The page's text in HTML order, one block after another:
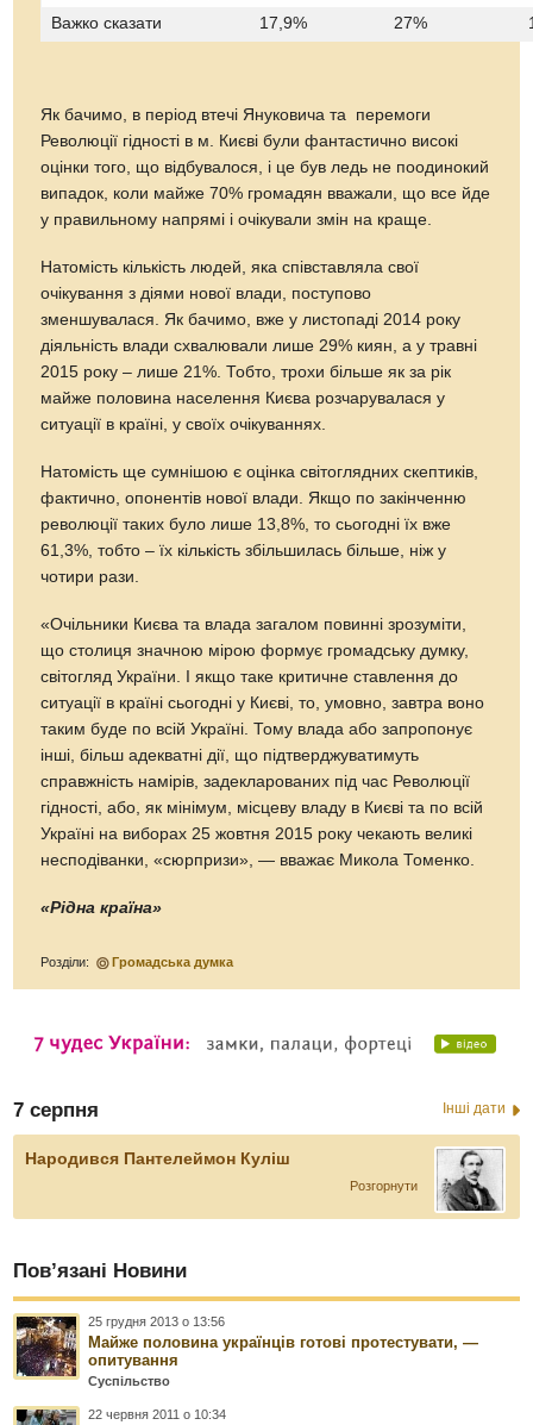
Важко сказати 17,9% 27%
Як бачимо, в період втечі Януковича та перемоги
Революції гідності в м. Києві були фантастично високі
оцінки того, що відбувалося, і це був ледь не поодинокий
випадок, коли майже 70% громадян вважали, що все йде
у правильному напрямі і очікували змін на краще.
Натомість кількість людей, яка співставляла свої
очікування з діями нової влади, поступово
зменшувалася. Як бачимо, вже у листопаді 2014 року
діяльність влади схвалювали лише 29% киян, а у травні
2015 року – лише 21%. Тобто, трохи більше як за рік
майже половина населення Києва розчарувалася у
ситуації в країні, у своїх очікуваннях.
Натомість ще сумнішою є оцінка світоглядних скептиків,
фактично, опонентів нової влади. Якщо по закінченню
революції таких було лише 13,8%, то сьогодні їх вже
61,3%, тобто – їх кількість збільшилась більше, ніж у
чотири рази.
«Очільники Києва та влада загалом повинні зрозуміти,
що столиця значною мірою формує громадську думку,
світогляд України. І якщо таке критичне ставлення до
ситуації в країні сьогодні у Києві, то, умовно, завтра воно
таким буде по всій Україні. Тому влада або запропонує
інші, більш адекватні дії, що підтверджуватимуть
справжність намірів, задекларованих під час Революції
гідності, або, як мінімум, місцеву владу в Києві та по всій
Україні на виборах 25 жовтня 2015 року чекають великі
несподіванки, «сюрпризи», — вважає Микола Томенко.
«Рідна країна»
Розділи: Громадська думка
7 серпня Інші дати
Народився Пантелеймон Куліш
Розгорнути
Пов’язані Новини
25 грудня 2013 о 13:56
Майже половина українців готові протестувати, —
опитування
Суспільство
22 червня 2011 о 10:34